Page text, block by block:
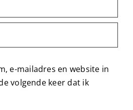
e-mailadres en website in
volgende keer dat ik